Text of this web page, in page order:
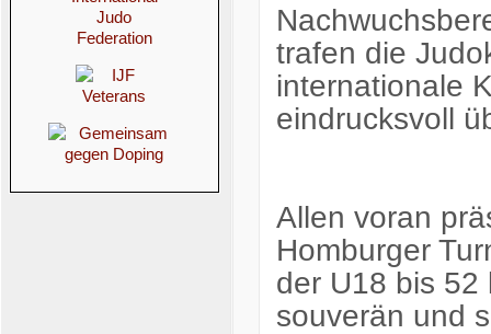
trafen die
internationale
eindrucksvoll
Allen voran
Homburger
der U18 bis 52
souverän und